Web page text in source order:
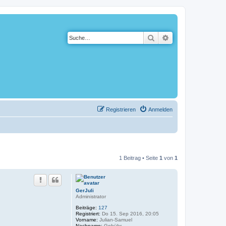
Suche
Anmelden
Registrieren
1 Beitrag • Seite 1 von 1
GerJuli
Administrator
Beiträge: 127
Registriert: Do 15. Sep 2016, 20:05
Vorname: Julian-Samuel